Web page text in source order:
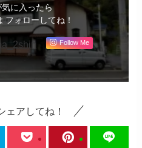
に入ったら
フォローしてね！
Follow Me
ェアしてね！